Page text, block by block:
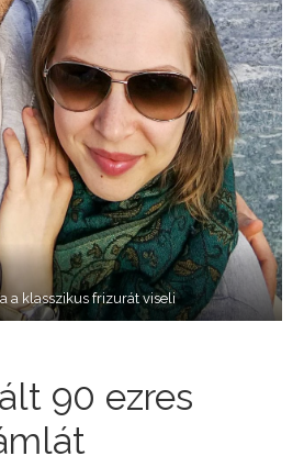
a klasszikus frizurát viseli
90 ezres